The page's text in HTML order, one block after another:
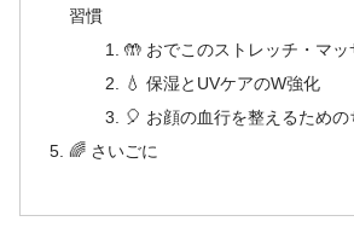
習慣
🤲 おでこのストレッチ・マッ
💧 保湿とUVケアのW強化
🎈 お顔の血行を整えるため
🌈 さいごに